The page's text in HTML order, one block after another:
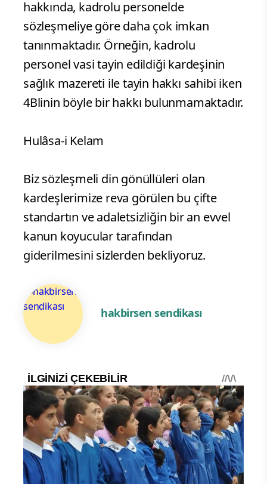
hakkında, kadrolu personelde
sözleşmeliye göre daha çok imkan
tanınmaktadır. Örneğin, kadrolu
personel vasi tayin edildiği kardeşinin
sağlık mazereti ile tayin hakkı sahibi iken
4Blinin böyle bir hakkı bulunmamaktadır.
Hulâsa-i Kelam
Biz sözleşmeli din gönüllüleri olan
kardeşlerimize reva görülen bu çifte
standartın ve adaletsizliğin bir an evvel
kanun koyucular tarafından
giderilmesini sizlerden bekliyoruz.
hakbirsen sendikası